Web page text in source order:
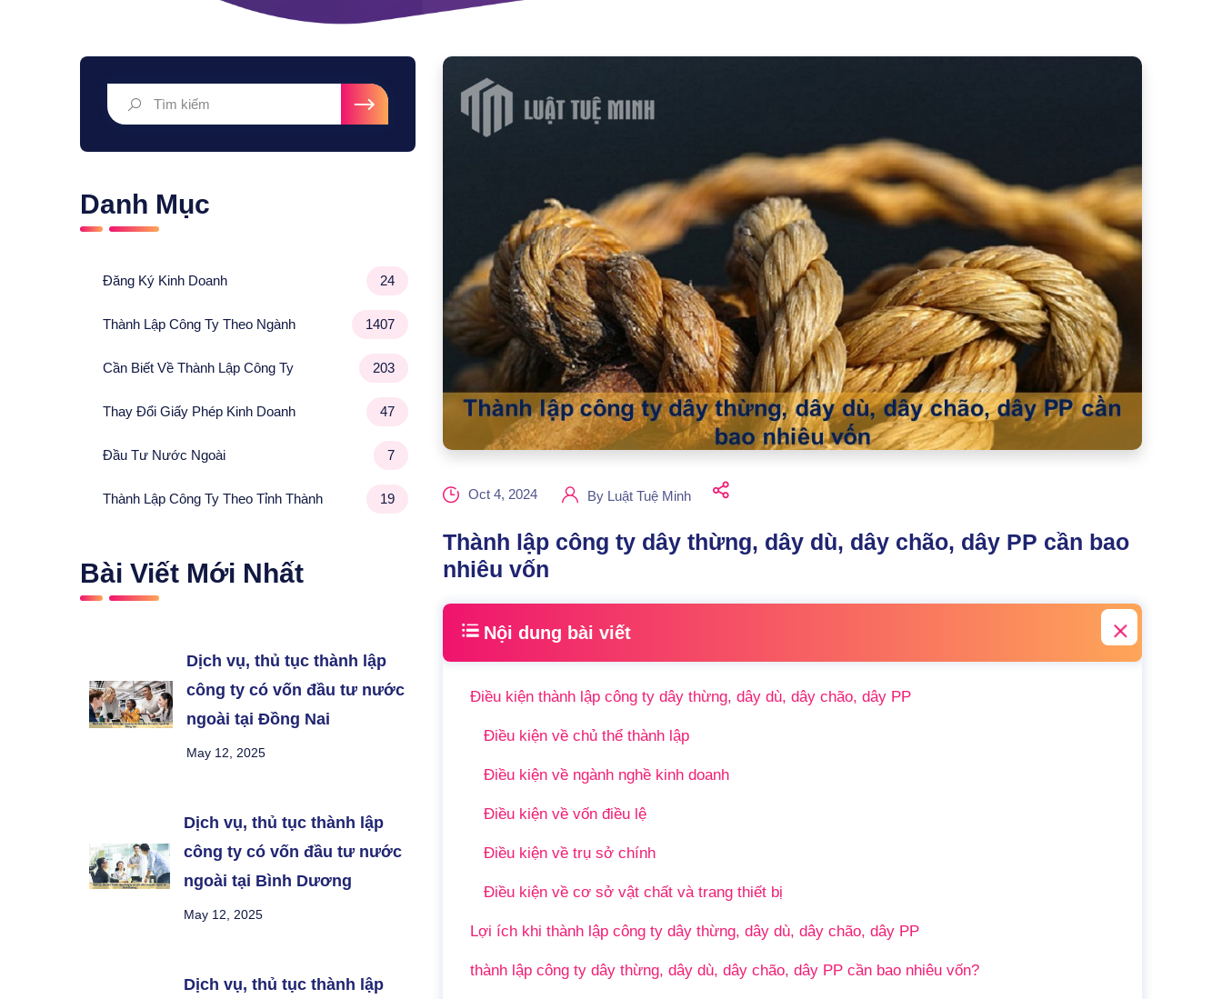
Danh Mục
Đăng Ký Kinh Doanh 24
Thành Lập Công Ty Theo Ngành 1407
Cần Biết Về Thành Lập Công Ty 203
Thay Đổi Giấy Phép Kinh Doanh 47
Đầu Tư Nước Ngoài 7
Thành Lập Công Ty Theo Tỉnh Thành 19
Bài Viết Mới Nhất
Dịch vụ, thủ tục thành lập
công ty có vốn đầu tư nước
ngoài tại Đồng Nai
May 12, 2025
Dịch vụ, thủ tục thành lập
công ty có vốn đầu tư nước
ngoài tại Bình Dương
May 12, 2025
Dịch vụ, thủ tục thành lập
Oct 4, 2024 By Luật Tuệ Minh
Thành lập công ty dây thừng, dây dù, dây chão, dây PP cần bao
nhiêu vốn
Nội dung bài viết
Điều kiện thành lập công ty dây thừng, dây dù, dây chão, dây PP
Điều kiện về chủ thể thành lập
Điều kiện về ngành nghề kinh doanh
Điều kiện về vốn điều lệ
Điều kiện về trụ sở chính
Điều kiện về cơ sở vật chất và trang thiết bị
Lợi ích khi thành lập công ty dây thừng, dây dù, dây chão, dây PP
thành lập công ty dây thừng, dây dù, dây chão, dây PP cần bao nhiêu vốn?